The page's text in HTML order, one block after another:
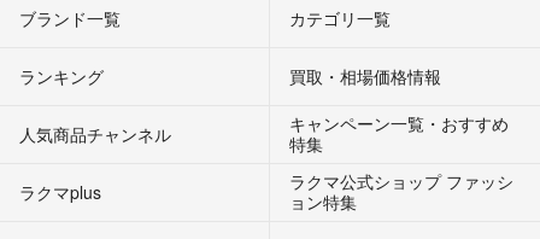
ブランド一覧 カテゴリ一覧
ランキング 買取・相場価格情報
人気商品チャンネル
キャンペーン一覧・おすすめ
特集
ラクマplus
ラクマ公式ショップ ファッシ
ョン特集